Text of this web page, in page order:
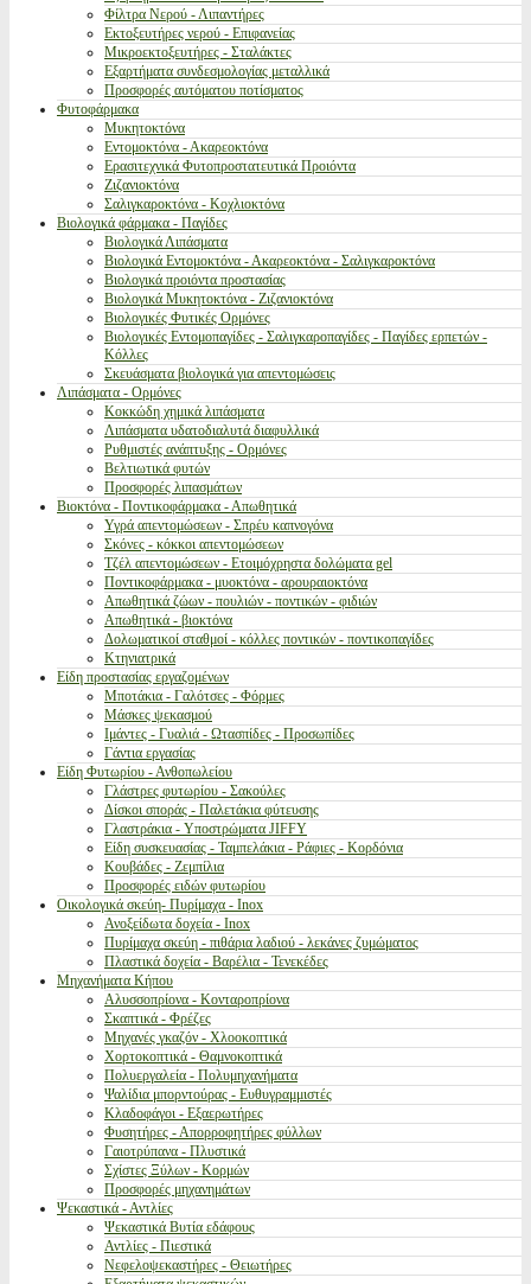
Φίλτρα Νερού - Λιπαντήρες
Εκτοξευτήρες νερού - Επιφανείας
Μικροεκτοξευτήρες - Σταλάκτες
Εξαρτήματα συνδεσμολογίας μεταλλικά
Προσφορές αυτόματου ποτίσματος
Φυτοφάρμακα
Μυκητοκτόνα
Εντομοκτόνα - Ακαρεοκτόνα
Ερασιτεχνικά Φυτοπροστατευτικά Προιόντα
Ζιζανιοκτόνα
Σαλιγκαροκτόνα - Κοχλιοκτόνα
Βιολογικά φάρμακα - Παγίδες
Βιολογικά Λιπάσματα
Βιολογικά Εντομοκτόνα - Ακαρεοκτόνα - Σαλιγκαροκτόνα
Βιολογικά προιόντα προστασίας
Βιολογικά Μυκητοκτόνα - Ζιζανιοκτόνα
Βιολογικές Φυτικές Ορμόνες
Βιολογικές Εντομοπαγίδες - Σαλιγκαροπαγίδες - Παγίδες ερπετών -
Κόλλες
Σκευάσματα βιολογικά για απεντομώσεις
Λιπάσματα - Ορμόνες
Κοκκώδη χημικά λιπάσματα
Λιπάσματα υδατοδιαλυτά διαφυλλικά
Ρυθμιστές ανάπτυξης - Ορμόνες
Βελτιωτικά φυτών
Προσφορές λιπασμάτων
Βιοκτόνα - Ποντικοφάρμακα - Απωθητικά
Υγρά απεντομώσεων - Σπρέυ καπνογόνα
Σκόνες - κόκκοι απεντομώσεων
Τζέλ απεντομώσεων - Ετοιμόχρηστα δολώματα gel
Ποντικοφάρμακα - μυοκτόνα - αρουραιοκτόνα
Απωθητικά ζώων - πουλιών - ποντικών - φιδιών
Απωθητικά - βιοκτόνα
Δολωματικοί σταθμοί - κόλλες ποντικών - ποντικοπαγίδες
Κτηνιατρικά
Είδη προστασίας εργαζομένων
Μποτάκια - Γαλότσες - Φόρμες
Μάσκες ψεκασμού
Ιμάντες - Γυαλιά - Ωτασπίδες - Προσωπίδες
Γάντια εργασίας
Είδη Φυτωρίου - Ανθοπωλείου
Γλάστρες φυτωρίου - Σακούλες
Δίσκοι σποράς - Παλετάκια φύτευσης
Γλαστράκια - Υποστρώματα JIFFY
Είδη συσκευασίας - Ταμπελάκια - Ράφιες - Κορδόνια
Κουβάδες - Ζεμπίλια
Προσφορές ειδών φυτωρίου
Οικολογικά σκεύη- Πυρίμαχα - Inox
Ανοξείδωτα δοχεία - Inox
Πυρίμαχα σκεύη - πιθάρια λαδιού - λεκάνες ζυμώματος
Πλαστικά δοχεία - Βαρέλια - Τενεκέδες
Μηχανήματα Κήπου
Αλυσσοπρίονα - Κονταροπρίονα
Σκαπτικά - Φρέζες
Μηχανές γκαζόν - Χλοοκοπτικά
Χορτοκοπτικά - Θαμνοκοπτικά
Πολυεργαλεία - Πολυμηχανήματα
Ψαλίδια μπορντούρας - Ευθυγραμμιστές
Κλαδοφάγοι - Εξαερωτήρες
Φυσητήρες - Απορροφητήρες φύλλων
Γαιοτρύπανα - Πλυστικά
Σχίστες Ξύλων - Κορμών
Προσφορές μηχανημάτων
Ψεκαστικά - Αντλίες
Ψεκαστικά Βυτία εδάφους
Αντλίες - Πιεστικά
Νεφελοψεκαστήρες - Θειωτήρες